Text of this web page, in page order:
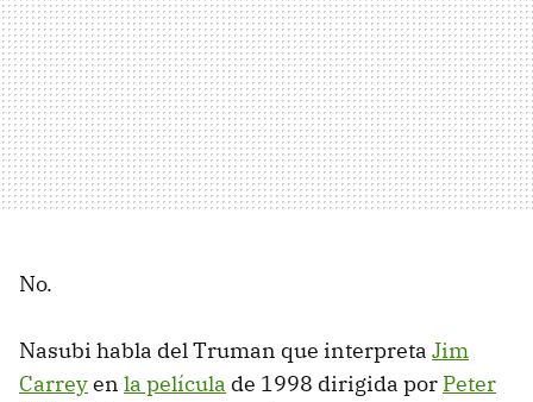
No.
Nasubi habla del Truman que interpreta Jim
Carreyen la película de 1998 dirigida por Peter